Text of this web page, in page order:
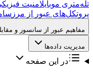
تله‌متری موبایلامنیت
پروتکل‌های عبور از مرز
مفاهیم عبور از سانسور و
مدیریت داده‌ها
در این صفحه